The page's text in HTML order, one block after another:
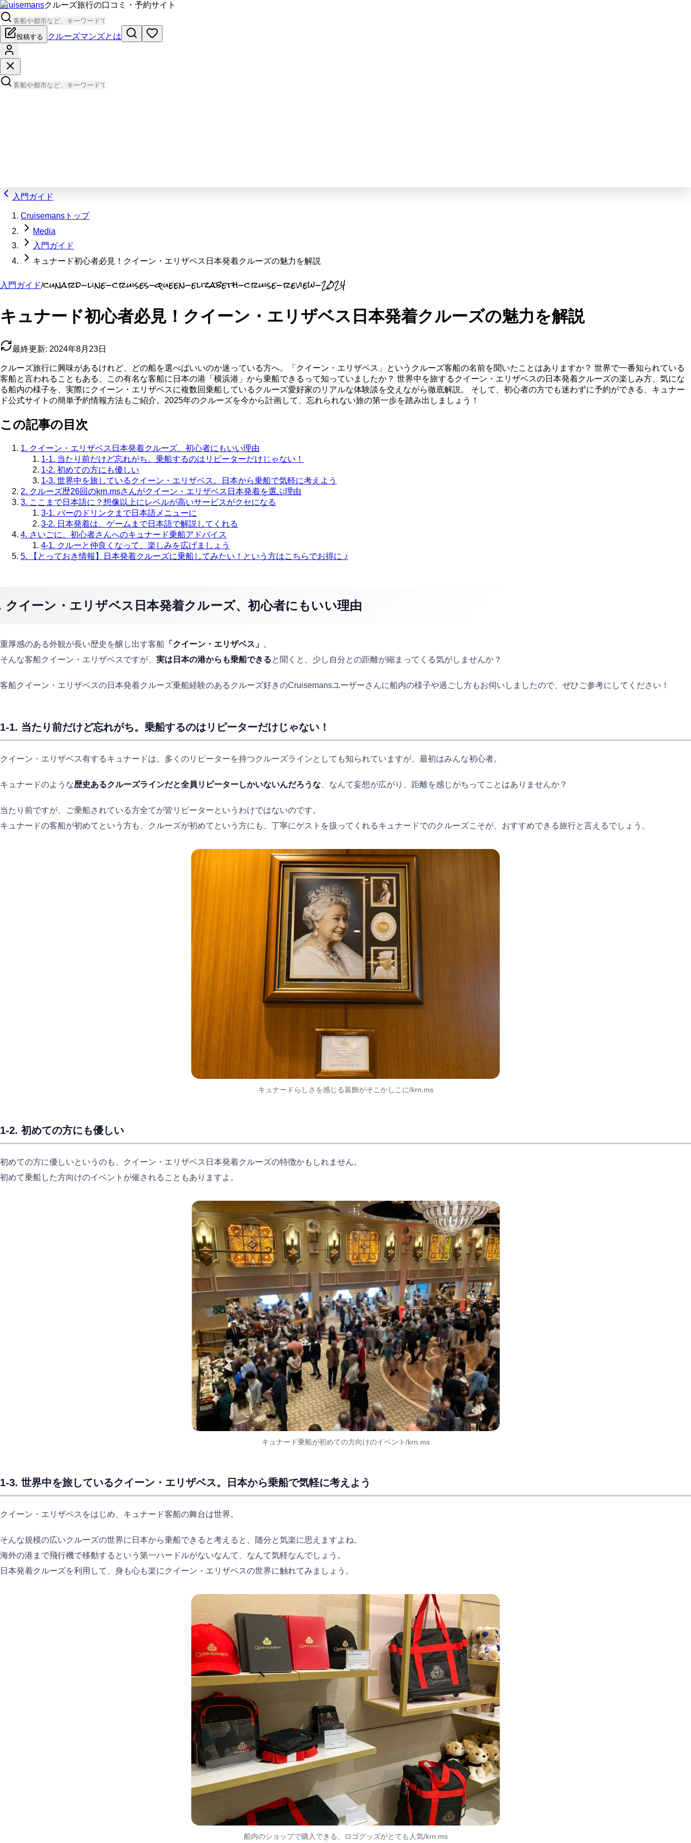
Cruisemansクルーズ旅行の口コミ・予約サイト
投稿する クルーズマンズとは
入門ガイド
Cruisemansトップ
Media
入門ガイド
キュナード初心者必見！クイーン・エリザベス日本発着クルーズの魅力を解説
入門ガイド/cunard-line-cruises-queen-elizabeth-cruise-review-2024
キュナード初心者必見！クイーン・エリザベス日本発着クルーズの魅力を解説
最終更新: 2024年8月23日
クルーズ旅行に興味があるけれど、どの船を選べばいいのか迷っている方へ。「クイーン・エリザベス」というクルーズ客船の名前を聞いたことはありますか？ 世界で一番知られている
客船と言われることもある、この有名な客船に日本の港「横浜港」から乗船できるって知っていましたか？ 世界中を旅するクイーン・エリザベスの日本発着クルーズの楽しみ方、気にな
る船内の様子を、実際にクイーン・エリザベスに複数回乗船しているクルーズ愛好家のリアルな体験談を交えながら徹底解説。 そして、初心者の方でも迷わずに予約ができる、キュナー
ド公式サイトの簡単予約情報方法もご紹介。2025年のクルーズを今から計画して、忘れられない旅の第一歩を踏み出しましょう！
この記事の目次
1. クイーン・エリザベス日本発着クルーズ、初心者にもいい理由
1-1. 当たり前だけど忘れがち。乗船するのはリピーターだけじゃない！
1-2. 初めての方にも優しい
1-3. 世界中を旅しているクイーン・エリザベス。日本から乗船で気軽に考えよう
2. クルーズ歴26回のkrn.msさんがクイーン・エリザベス日本発着を選ぶ理由
3. ここまで日本語に？想像以上にレベルが高いサービスがクセになる
3-1. バーのドリンクまで日本語メニューに
3-2. 日本発着は、ゲームまで日本語で解説してくれる
4. さいごに、初心者さんへのキュナード乗船アドバイス
4-1. クルーと仲良くなって、楽しみを広げましょう
5. 【とっておき情報】日本発着クルーズに乗船してみたい！という方はこちらでお得に ♪
クイーン・エリザベス日本発着クルーズ、初心者にもいい理由
重厚感のある外観が長い歴史を醸し出す客船 「クイーン・エリザベス」 。
そんな客船クイーン・エリザベスですが、 実は日本の港からも乗船できると聞くと、少し自分との距離が縮まってくる気がしませんか？
客船クイーン・エリザベスの日本発着クルーズ乗船経験のあるクルーズ好きのCruisemansユーザーさんに船内の様子や過ごし方もお伺いしましたので、ぜひご参考にしてください！
1-1. 当たり前だけど忘れがち。乗船するのはリピーターだけじゃない！
クイーン・エリザベス有するキュナードは、多くのリピーターを持つクルーズラインとしても知られていますが、最初はみんな初心者。
キュナードのような歴史あるクルーズラインだと全員リピーターしかいないんだろうな 、なんて妄想が広がり、距離を感じがちってことはありませんか？
当たり前ですが、ご乗船されている方全てが皆リピーターというわけではないのです。
キュナードの客船が初めてという方も、クルーズが初めてという方にも、丁寧にゲストを扱ってくれるキュナードでのクルーズこそが、おすすめできる旅行と言えるでしょう。
キュナードらしさを感じる装飾がそこかしこに/krn.ms
1-2. 初めての方にも優しい
初めての方に優しいというのも、クイーン・エリザベス日本発着クルーズの特徴かもしれません。
初めて乗船した方向けのイベントが催されることもありますよ。
キュナード乗船が初めての方向けのイベント/krn.ms
1-3. 世界中を旅しているクイーン・エリザベス。日本から乗船で気軽に考えよう
クイーン・エリザベスをはじめ、キュナード客船の舞台は世界。
そんな規模の広いクルーズの世界に日本から乗船できると考えると、随分と気楽に思えますよね。
海外の港まで飛行機で移動するという第一ハードルがないなんて、なんて気軽なんでしょう。
日本発着クルーズを利用して、身も心も楽にクイーン・エリザベスの世界に触れてみましょう。
船内のショップで購入できる、ロゴグッズがとても人気/krn.ms